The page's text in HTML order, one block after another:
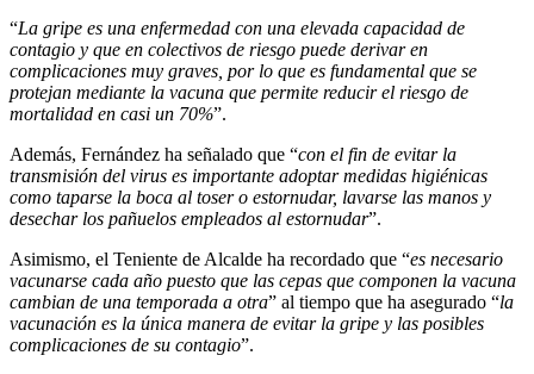
“La gripe es una enfermedad con una elevada capacidad de
contagio y que en colectivos de riesgo puede derivar en
complicaciones muy graves, por lo que es fundamental que se
protejan mediante la vacuna que permite reducir el riesgo de
mortalidad en casi un 70%”.
Además, Fernández ha señalado que “con el fin de evitar la
transmisión del virus es importante adoptar medidas higiénicas
como taparse la boca al toser o estornudar, lavarse las manos y
desechar los pañuelos empleados al estornudar”.
Asimismo, el Teniente de Alcalde ha recordado que “es necesario
vacunarse cada año puesto que las cepas que componen la vacuna
cambian de una temporada a otra” al tiempo que ha asegurado “la
vacunación es la única manera de evitar la gripe y las posibles
complicaciones de su contagio”.